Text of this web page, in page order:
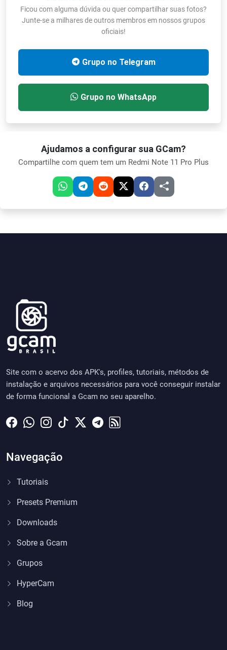
Ficou com alguma dúvida ou quer compartilhar suas fotos?
Junte-se a milhares de outros membros em nossos grupos
oficiais!
Grupo no Telegram
Grupo no WhatsApp
Ajudamos a configurar sua GCam?
Compartilhe com quem tem um Redmi Note 11 Pro Plus
Site com o acervo dos APK's, profiles, tutoriais, métodos de
instalação e arquivos necessários para você conseguir instalar
de forma funcional a Gcam no seu aparelho.
Navegação
Tutoriais
Presets Premium
Downloads
Sobre a Gcam
Grupos
HyperCam
Blog